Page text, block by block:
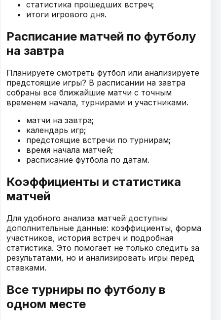
статистика прошедших встреч;
итоги игрового дня.
Расписание матчей по футболу
на завтра
Планируете смотреть футбол или анализируете
предстоящие игры? В расписании на завтра
собраны все ближайшие матчи с точным
временем начала, турнирами и участниками.
матчи на завтра;
календарь игр;
предстоящие встречи по турнирам;
время начала матчей;
расписание футбола по датам.
Коэффициенты и статистика
матчей
Для удобного анализа матчей доступны
дополнительные данные: коэффициенты, форма
участников, история встреч и подробная
статистика. Это помогает не только следить за
результатами, но и анализировать игры перед
ставками.
Все турниры по футболу в
одном месте